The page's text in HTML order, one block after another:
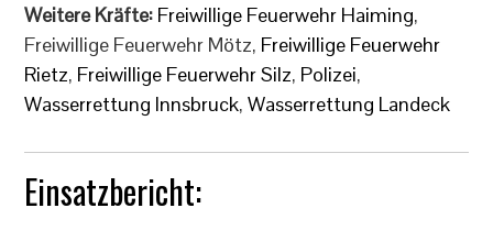
Weitere Kräfte: Freiwillige Feuerwehr Haiming,
Freiwillige Feuerwehr Mötz, Freiwillige Feuerwehr
Rietz, Freiwillige Feuerwehr Silz, Polizei,
Wasserrettung Innsbruck,Wasserrettung Landeck
Einsatzbericht: